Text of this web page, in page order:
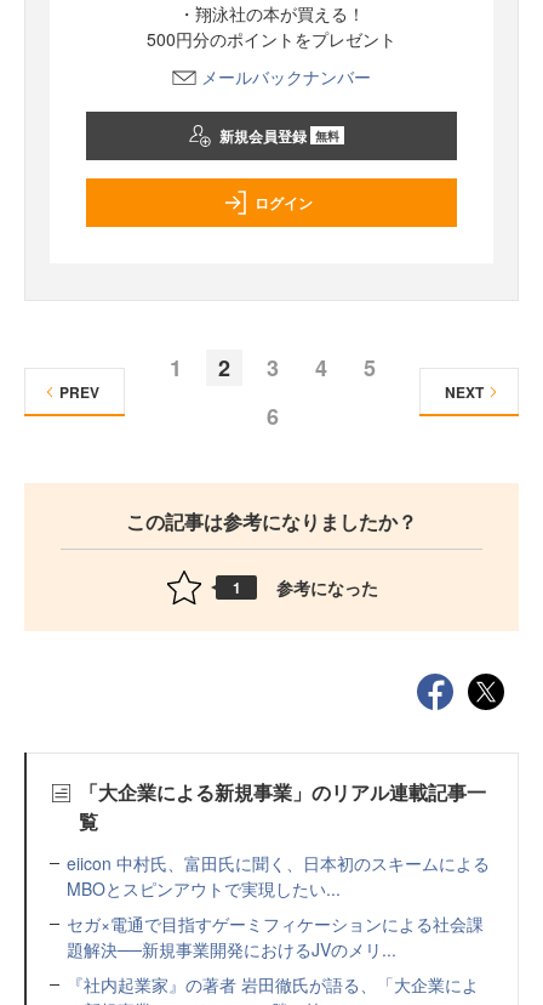
・翔泳社の本が買える！
500円分のポイントをプレゼント
メールバックナンバー
新規会員登録 無料
ログイン
1 2 3 4
5
6
PREV NEXT
この記事は参考になりましたか？
1 参考になった
「大企業による新規事業」のリアル連載記事一
覧
eiicon 中村氏、富田氏に聞く、日本初のスキームによる
MBOとスピンアウトで実現したい...
セガ×電通で目指すゲーミフィケーションによる社会課
題解決──新規事業開発におけるJVのメリ...
『社内起業家』の著者 岩田徹氏が語る、「大企業によ